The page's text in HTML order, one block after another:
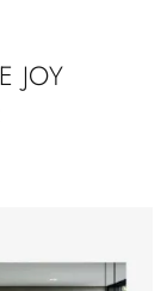
JOY